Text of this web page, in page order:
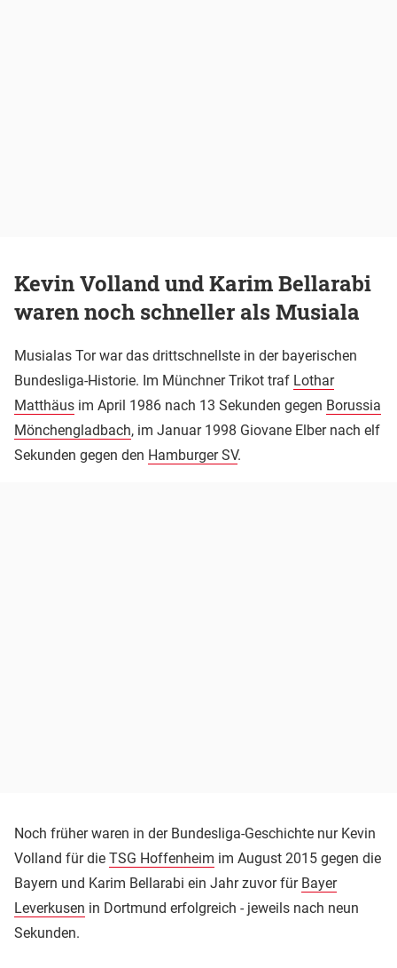
Kevin Volland und Karim Bellarabi
waren noch schneller als Musiala
Musialas Tor war das drittschnellste in der bayerischen
Bundesliga-Historie. Im Münchner Trikot traf Lothar
Matthäus im April 1986 nach 13 Sekunden gegen Borussia
Mönchengladbach, im Januar 1998 Giovane Elber nach elf
Sekunden gegen den Hamburger SV.
Noch früher waren in der Bundesliga-Geschichte nur Kevin
Volland für die TSG Hoffenheim im August 2015 gegen die
Bayern und Karim Bellarabi ein Jahr zuvor für Bayer
Leverkusen in Dortmund erfolgreich - jeweils nach neun
Sekunden.